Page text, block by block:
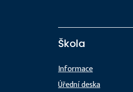
Škola
Informace
Úřední deska